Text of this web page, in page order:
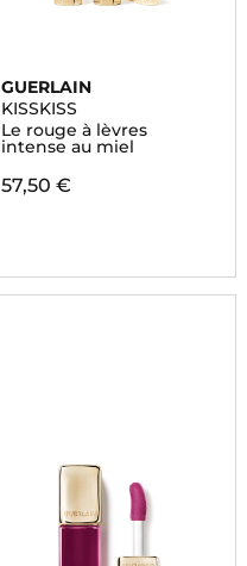
GUERLAIN
KISSKISS
Le rouge à lèvres
intense au miel
57,50 €